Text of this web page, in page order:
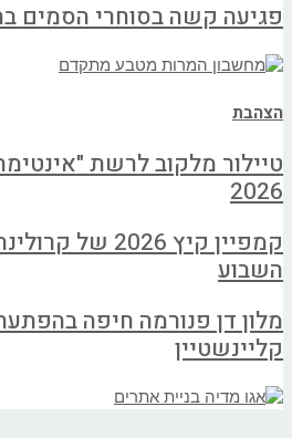
פגיעה קשה בסוחרי הסמים
הצהבת
טיילור מלקוב לרשת
2026
קמפיין קיץ
השבוע
מלון דן פנורמה חיפה
קליינשטיין